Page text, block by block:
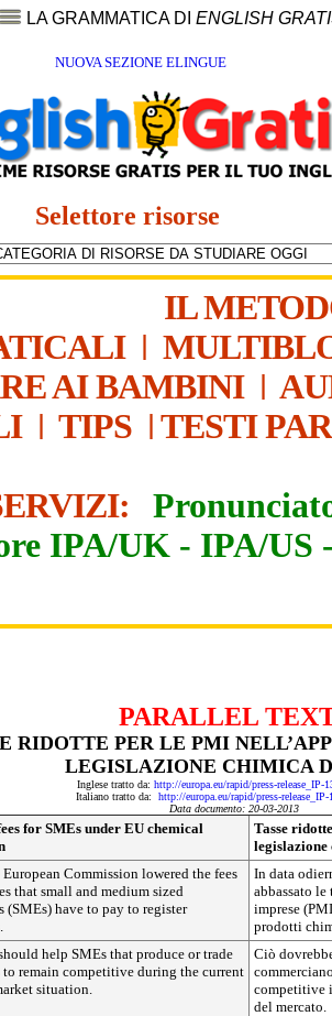
LA GRAMMATICA DI ENGLISH
NUOVA SEZIONE ELINGUE
Selettore risorse
IL
|
AI BAMBINI|
| TIPS | TESTI
IPA/UK - IPA/US
PARALLEL
RIDOTTE PER LE PMI
LEGISLAZIONE CHIMICA
Inglese tratto da: http://europa.eu/rapid/press-release_IP-
Italiano tratto da: http://europa.eu/rapid/press-
Data documento: 20-03-2013
for SMEs under EU chemical
Tasse
legislazione
Commission lowered the fees
that small and medium sized
(SMEs) have to pay to register
In data
abbassato
imprese
prodotti
help SMEs that produce or trade
to remain competitive during the current
situation.
Ciò
competitive
del mercato.